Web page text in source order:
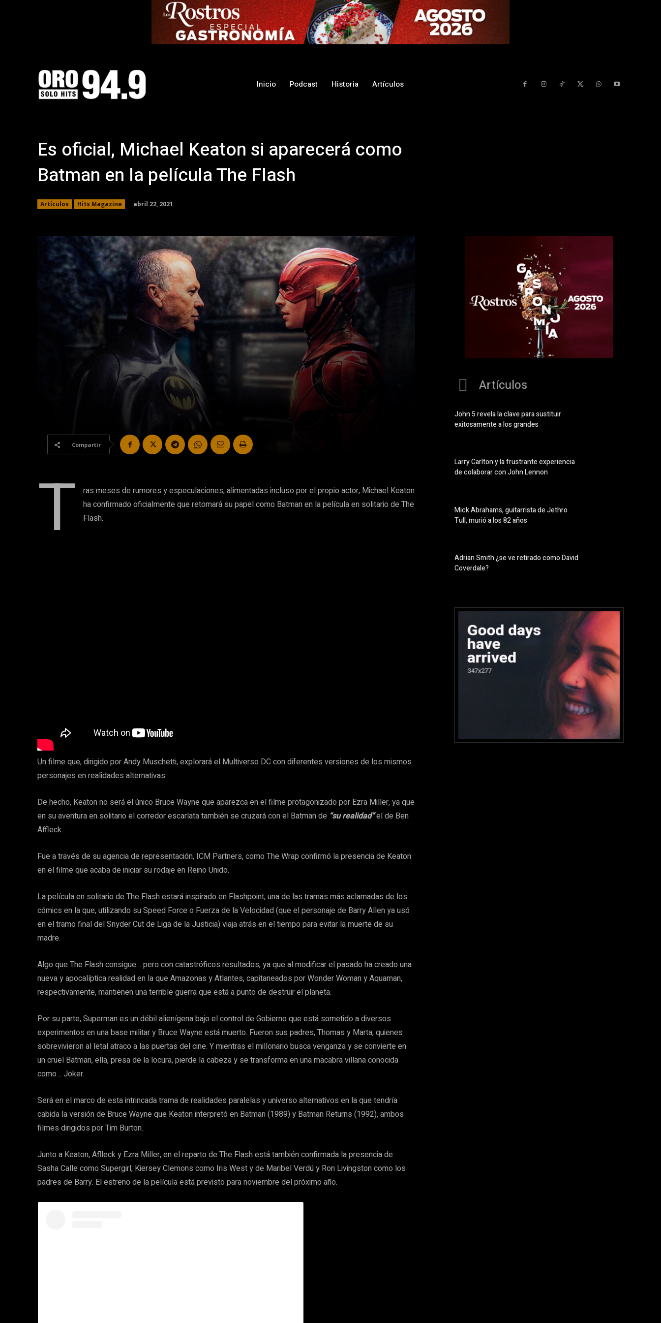
Inicio Podcast Historia Artículos
Es oficial, Michael Keaton si aparecerá como
Batman en la película The Flash
Artículos Hits Magazine abril 22, 2021
Compartir
T
ras meses de rumores y especulaciones, alimentadas incluso por el propio actor, Michael Keaton
ha confirmado oficialmente que retomará su papel como Batman en la película en solitario de The
Flash.
Un filme que, dirigido por Andy Muschetti, explorará el Multiverso DC con diferentes versiones de los mismos
personajes en realidades alternativas.
De hecho, Keaton no será el único Bruce Wayne que aparezca en el filme protagonizado por Ezra Miller, ya que
en su aventura en solitario el corredor escarlata también se cruzará con el Batman de “su realidad”el de Ben
Affleck.
Fue a través de su agencia de representación, ICM Partners, como The Wrap confirmó la presencia de Keaton
en el filme que acaba de iniciar su rodaje en Reino Unido.
La película en solitario de The Flash estará inspirado en Flashpoint, una de las tramas más aclamadas de los
cómics en la que, utilizando su Speed Force o Fuerza de la Velocidad (que el personaje de Barry Allen ya usó
en el tramo final del Snyder Cut de Liga de la Justicia) viaja atrás en el tiempo para evitar la muerte de su
madre.
Algo que The Flash consigue… pero con catastróficos resultados, ya que al modificar el pasado ha creado una
nueva y apocalíptica realidad en la que Amazonas y Atlantes, capitaneados por Wonder Woman y Aquaman,
respectivamente, mantienen una terrible guerra que está a punto de destruir el planeta.
Por su parte, Superman es un débil alienígena bajo el control de Gobierno que está sometido a diversos
experimentos en una base militar y Bruce Wayne está muerto. Fueron sus padres, Thomas y Marta, quienes
sobrevivieron al letal atraco a las puertas del cine. Y mientras el millonario busca venganza y se convierte en
un cruel Batman, ella, presa de la locura, pierde la cabeza y se transforma en una macabra villana conocida
como… Joker.
Será en el marco de esta intrincada trama de realidades paralelas y universo alternativos en la que tendría
cabida la versión de Bruce Wayne que Keaton interpretó en Batman (1989) y Batman Returns (1992), ambos
filmes dirigidos por Tim Burton.
Junto a Keaton, Aflleck y Ezra Miller, en el reparto de The Flash está también confirmada la presencia de
Sasha Calle como Supergirl, Kiersey Clemons como Iris West y de Maribel Verdú y Ron Livingston como los
padres de Barry. El estreno de la película está previsto para noviembre del próximo año.
Artículos
John 5 revela la clave para sustituir
exitosamente a los grandes
Larry Carlton y la frustrante experiencia
de colaborar con John Lennon
Mick Abrahams, guitarrista de Jethro
Tull, murió a los 82 años
Adrian Smith ¿se ve retirado como David
Coverdale?